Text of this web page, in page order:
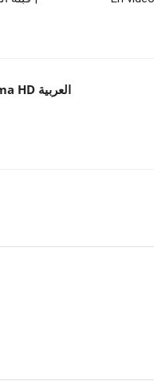
Turkish Drama HD العربية